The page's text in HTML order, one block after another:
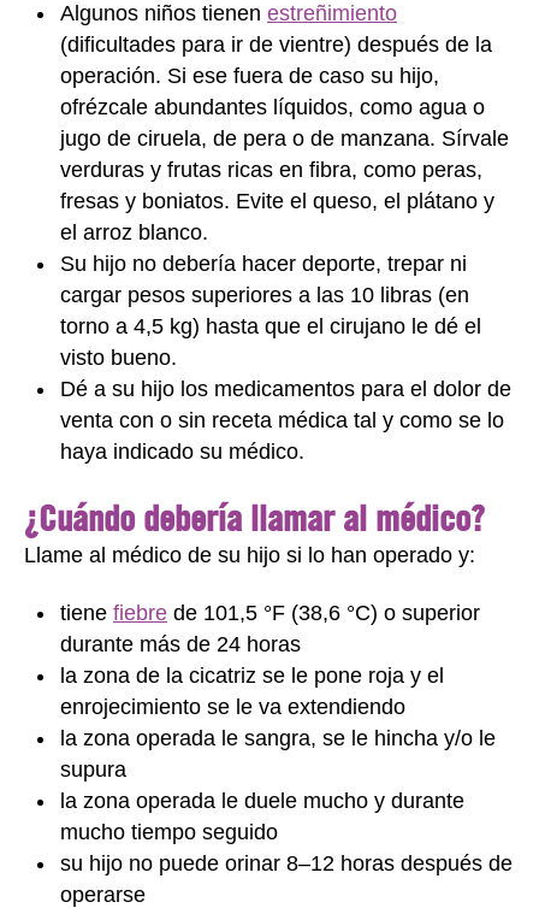
Algunos niños tienen estreñimiento
(dificultades para ir de vientre) después de la
operación. Si ese fuera de caso su hijo,
ofrézcale abundantes líquidos, como agua o
jugo de ciruela, de pera o de manzana. Sírvale
verduras y frutas ricas en fibra, como peras,
fresas y boniatos. Evite el queso, el plátano y
el arroz blanco.
Su hijo no debería hacer deporte, trepar ni
cargar pesos superiores a las 10 libras (en
torno a 4,5 kg) hasta que el cirujano le dé el
visto bueno.
Dé a su hijo los medicamentos para el dolor de
venta con o sin receta médica tal y como se lo
haya indicado su médico.
¿Cuándo debería llamar al médico?
Llame al médico de su hijo si lo han operado y:
tiene fiebre de 101,5 °F (38,6 °C) o superior
durante más de 24 horas
la zona de la cicatriz se le pone roja y el
enrojecimiento se le va extendiendo
la zona operada le sangra, se le hincha y/o le
supura
la zona operada le duele mucho y durante
mucho tiempo seguido
su hijo no puede orinar 8–12 horas después de
operarse